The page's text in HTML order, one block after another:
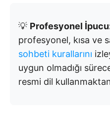
💡 Profesyonel
profesyonel, kısa ve
sohbeti kurallarını
uygun olmadığı
resmi dil kullanmaktan